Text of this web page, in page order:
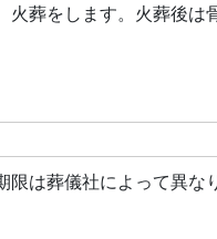
葬をします。火葬後は
は葬儀社によって異な